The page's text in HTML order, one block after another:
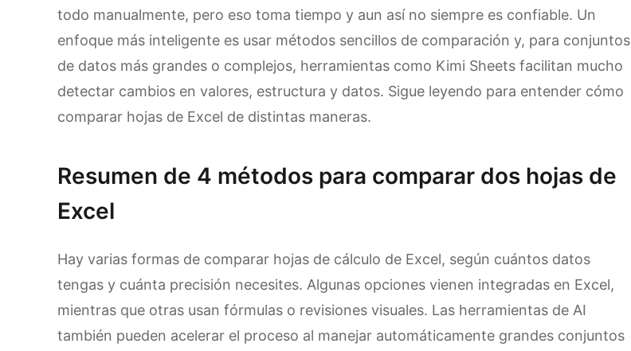
todo manualmente, pero eso toma tiempo y aun así no siempre es confiable. Un
enfoque más inteligente es usar métodos sencillos de comparación y, para conjuntos
de datos más grandes o complejos, herramientas como Kimi Sheets facilitan mucho
detectar cambios en valores, estructura y datos. Sigue leyendo para entender cómo
comparar hojas de Excel de distintas maneras.
Resumen de 4 métodos para comparar dos hojas de
Excel
Hay varias formas de comparar hojas de cálculo de Excel, según cuántos datos
tengas y cuánta precisión necesites. Algunas opciones vienen integradas en Excel,
mientras que otras usan fórmulas o revisiones visuales. Las herramientas de AI
también pueden acelerar el proceso al manejar automáticamente grandes conjuntos